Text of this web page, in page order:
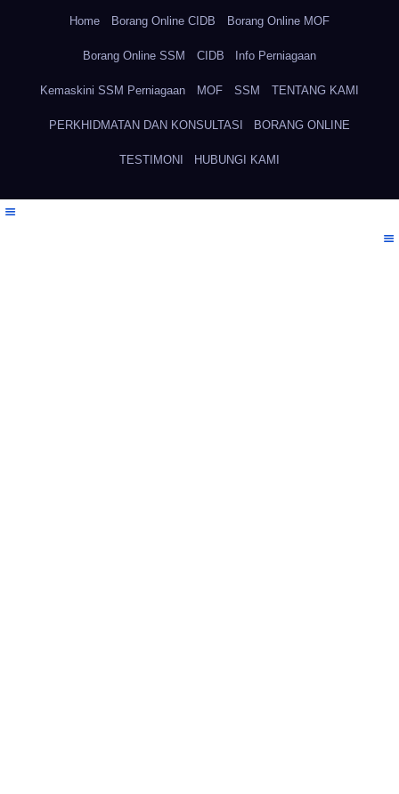
Home Borang Online CIDB Borang Online MOF
Borang Online SSM CIDB Info Perniagaan
Kemaskini SSM Perniagaan MOF SSM TENTANG KAMI
PERKHIDMATAN DAN KONSULTASI BORANG ONLINE
TESTIMONI HUBUNGI KAMI